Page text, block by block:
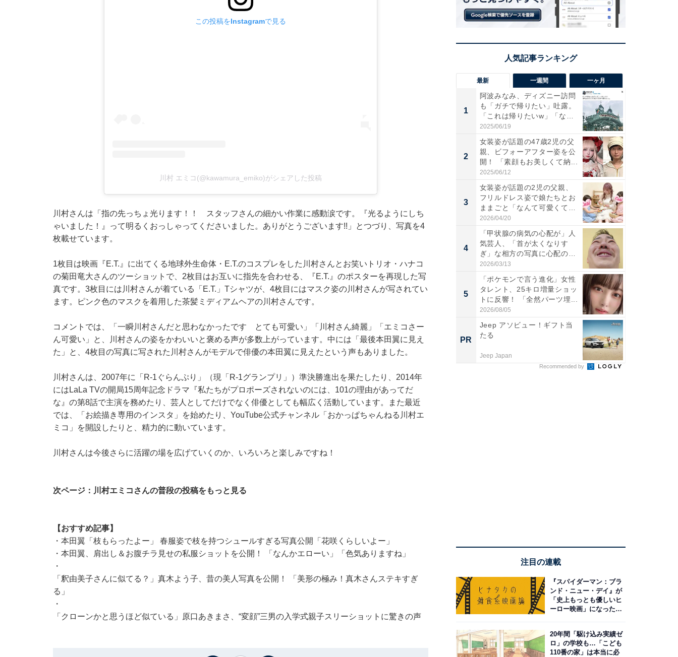
この投稿をInstagramで見る
川村 エミコ(@kawamura_emiko)がシェアした投稿
川村さんは「指の先っちょ光ります！！ スタッフさんの細かい作業に感動涙です。『光るようにしち
ゃいました！』って明るくおっしゃってくださいました。ありがとうございます!!」とつづり、写真を4
枚載せています。
1枚目は映画『E.T.』に出てくる地球外生命体・E.T.のコスプレをした川村さんとお笑いトリオ・ハナコ
の菊田竜大さんのツーショットで、2枚目はお互いに指先を合わせる、『E.T.』のポスターを再現した写
真です。3枚目には川村さんが着ている「E.T.」Tシャツが、4枚目にはマスク姿の川村さんが写されてい
ます。ピンク色のマスクを着用した茶髪ミディアムヘアの川村さんです。
コメントでは、「一瞬川村さんだと思わなかったです とても可愛い」「川村さん綺麗」「エミコさー
ん可愛い」と、川村さんの姿をかわいいと褒める声が多数上がっています。中には「最後本田翼に見え
た」と、4枚目の写真に写された川村さんがモデルで俳優の本田翼に見えたという声もありました。
川村さんは、2007年に「R-1ぐらんぷり」（現「R-1グランプリ」）準決勝進出を果たしたり、2014年
にはLaLa TVの開局15周年記念ドラマ『私たちがプロポーズされないのには、101の理由があってだ
な』の第8話で主演を務めたり、芸人としてだけでなく俳優としても幅広く活動しています。また最近
では、「お絵描き専用のインスタ」を始めたり、YouTube公式チャンネル「おかっぱちゃんねる川村エ
ミコ」を開設したりと、精力的に動いています。
川村さんは今後さらに活躍の場を広げていくのか、いろいろと楽しみですね！
次ページ：川村エミコさんの普段の投稿をもっと見る
【おすすめ記事】
・ 本田翼「枝もらったよー」 春服姿で枝を持つシュールすぎる写真公開「花咲くらしいよー」
・ 本田翼、肩出し＆お腹チラ見せの私服ショットを公開！ 「なんかエローい」「色気ありますね」
・
「釈由美子さんに似てる？」真木よう子、昔の美人写真を公開！ 「美形の極み！真木さんステキすぎ
る」
・
「クローンかと思うほど似ている」原口あきまさ、“変顔”三男の入学式親子スリーショットに驚きの声
最新 一週間 一ヶ月
1
阿波みなみ、ディズニー訪問
も「ガチで帰りたい」吐露。
「これは帰りたいw」「なん
ち...
2025/06/19
2
女装姿が話題の47歳2児の父
親、ビフォーアフター姿を公
開！ 「素顔もお美しくて納...
2025/06/12
3
女装姿が話題の2児の父親、
フリルドレス姿で娘たちとお
ままごと「なんて可愛くて平
和...
2026/04/20
4
「甲状腺の病気の心配が」人
気芸人、「首が太くなりす
ぎ」な相方の写真に心配の声
「ま...
2026/03/13
5
「ポケモンで言う進化」女性
タレント、25キロ増量ショッ
トに反響！ 「全然パーツ埋...
2026/08/05
PR
Jeep アソビュー！ギフト当
たる
Jeep Japan
Recommended by
注目の連載
『スパイダーマン：ブラ
ンド・ニュー・デイ』が
「史上もっとも優しいヒ
ーロー映画」になった理
20年間「駆け込み実績ゼ
ロ」の学校も…「こども
110番の家」は本当に必